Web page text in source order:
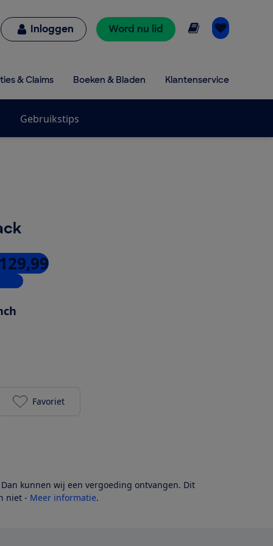
Inloggen Word nu lid Online lezen
& Claims Boeken & Bladen Klantenservice
Gebruikstips
OPPO A76 - Glowing Black toevoegen aan je
Favoriet
kunnen wij een vergoeding ontvangen. Dit
niet - Meer informatie.